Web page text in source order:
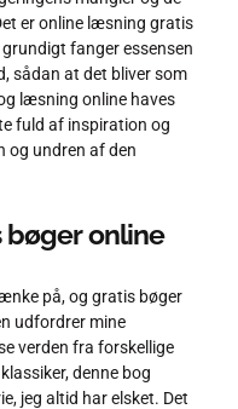
er online læsning gratis
fanger essensen
sådan at det bliver som
læsning online haves
fuld af inspiration og
og undren af den
bøger online
på, og gratis bøger
udfordrer mine
verden fra forskellige
denne bog
jeg altid har elsket. Det